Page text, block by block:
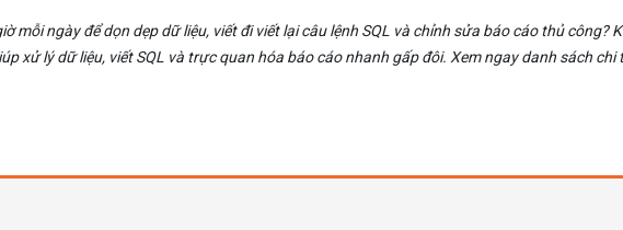
mỗi ngày để dọn dẹp dữ liệu, viết đi viết lại câu lệnh SQL và chỉnh sửa báo cáo thủ công?
xử lý dữ liệu, viết SQL và trực quan hóa báo cáo nhanh gấp đôi. Xem ngay danh sách chi